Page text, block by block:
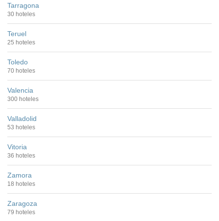
Tarragona
30 hoteles
Teruel
25 hoteles
Toledo
70 hoteles
Valencia
300 hoteles
Valladolid
53 hoteles
Vitoria
36 hoteles
Zamora
18 hoteles
Zaragoza
79 hoteles